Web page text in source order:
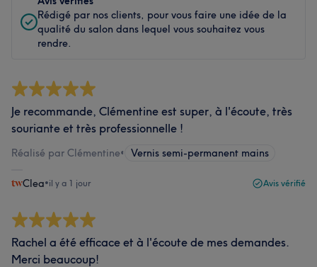
Rédigé par nos clients, pour vous faire une idée de la
qualité du salon dans lequel vous souhaitez vous
rendre.
Je recommande, Clémentine est super, à l'écoute, très
souriante et très professionnelle !
Réalisé par Clémentine• Vernis semi-permanent mains
Clea•il y a 1 jour Avis vérifié
Rachel a été efficace et à l'écoute de mes demandes.
Merci beaucoup!